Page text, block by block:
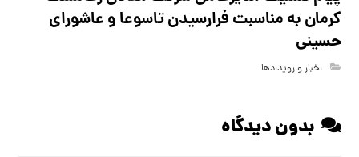
کرمان به مناسبت فرارسیدن تاسوعا و عاشورای
حسینی
اخبار و رویدادها
بدون دیدگاه